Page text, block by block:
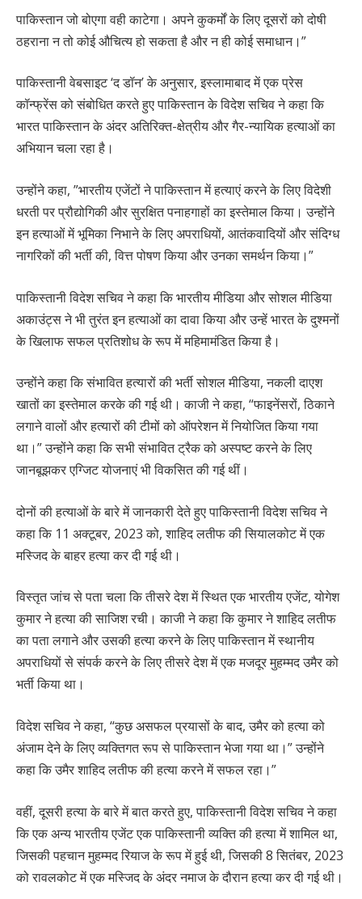
पाकिस्तान जो बोएगा वही काटेगा। अपने कुकर्मों के लिए दूसरों को दोषी
ठहराना न तो कोई औचित्य हो सकता है और न ही कोई समाधान।”
पाकिस्तानी वेबसाइट ‘द डॉन’ के अनुसार, इस्लामाबाद में एक प्रेस
कॉन्फ्रेंस को संबोधित करते हुए पाकिस्तान के विदेश सचिव ने कहा कि
भारत पाकिस्तान के अंदर अतिरिक्त-क्षेत्रीय और गैर-न्यायिक हत्याओं का
अभियान चला रहा है।
उन्होंने कहा, ”भारतीय एजेंटों ने पाकिस्तान में हत्याएं करने के लिए विदेशी
धरती पर प्रौद्योगिकी और सुरक्षित पनाहगाहों का इस्तेमाल किया। उन्होंने
इन हत्याओं में भूमिका निभाने के लिए अपराधियों, आतंकवादियों और संदिग्ध
नागरिकों की भर्ती की, वित्त पोषण किया और उनका समर्थन किया।”
पाकिस्तानी विदेश सचिव ने कहा कि भारतीय मीडिया और सोशल मीडिया
अकाउंट्स ने भी तुरंत इन हत्याओं का दावा किया और उन्हें भारत के दुश्मनों
के खिलाफ सफल प्रतिशोध के रूप में महिमामंडित किया है।
उन्होंने कहा कि संभावित हत्यारों की भर्ती सोशल मीडिया, नकली दाएश
खातों का इस्तेमाल करके की गई थी। काजी ने कहा, “फाइनेंसरों, ठिकाने
लगाने वालों और हत्यारों की टीमों को ऑपरेशन में नियोजित किया गया
था।” उन्होंने कहा कि सभी संभावित ट्रैक को अस्पष्ट करने के लिए
जानबूझकर एग्जिट योजनाएं भी विकसित की गई थीं।
दोनों की हत्याओं के बारे में जानकारी देते हुए पाकिस्तानी विदेश सचिव ने
कहा कि 11 अक्टूबर, 2023 को, शाहिद लतीफ की सियालकोट में एक
मस्जिद के बाहर हत्या कर दी गई थी।
विस्तृत जांच से पता चला कि तीसरे देश में स्थित एक भारतीय एजेंट, योगेश
कुमार ने हत्या की साजिश रची। काजी ने कहा कि कुमार ने शाहिद लतीफ
का पता लगाने और उसकी हत्या करने के लिए पाकिस्तान में स्थानीय
अपराधियों से संपर्क करने के लिए तीसरे देश में एक मजदूर मुहम्मद उमैर को
भर्ती किया था।
विदेश सचिव ने कहा, “कुछ असफल प्रयासों के बाद, उमैर को हत्या को
अंजाम देने के लिए व्यक्तिगत रूप से पाकिस्तान भेजा गया था।” उन्होंने
कहा कि उमैर शाहिद लतीफ की हत्या करने में सफल रहा।”
वहीं, दूसरी हत्या के बारे में बात करते हुए, पाकिस्तानी विदेश सचिव ने कहा
कि एक अन्य भारतीय एजेंट एक पाकिस्तानी व्यक्ति की हत्या में शामिल था,
जिसकी पहचान मुहम्मद रियाज के रूप में हुई थी, जिसकी 8 सितंबर, 2023
को रावलकोट में एक मस्जिद के अंदर नमाज के दौरान हत्या कर दी गई थी।